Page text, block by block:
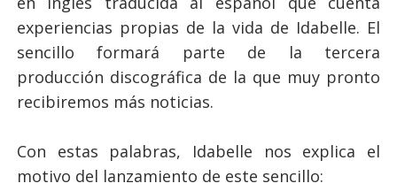
experiencias propias de la vida de Idabelle. El
sencillo formará parte de la tercera
producción discográfica de la que muy pronto
recibiremos más noticias.
Con estas palabras, Idabelle nos explica el
motivo del lanzamiento de este sencillo: